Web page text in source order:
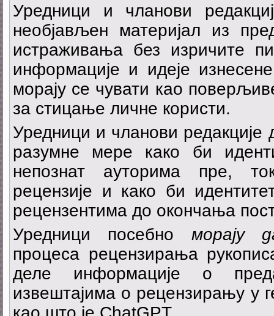
Уредници и чланови
необјављен материјал из
истраживања без изричите
информације и идеје
морају се чувати као
за стицање личне користи.
Уредници и чланови редакције
разумне мере како би
непознат ауторима пре,
рецензије и како би
рецензентима до окончања
Уредници посебно морају
процеса рецензирања
деле информације о
извештајима о рецензирању у